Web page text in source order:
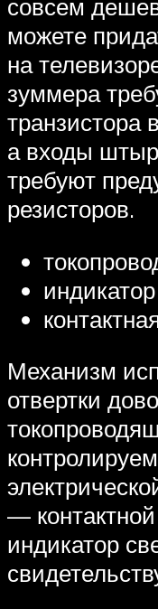
совсем
можете
на
зуммера
транзистора
а входы
требуют
резисторов.
Механизм
отвертки
—
индикатор